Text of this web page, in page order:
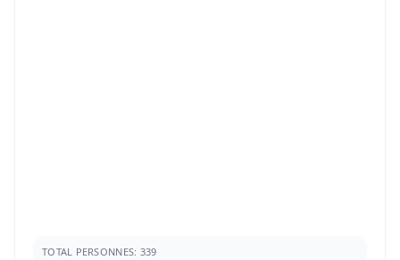
TOTAL PERSONNES: 339